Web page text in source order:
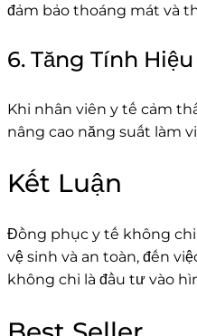
đảm bảo thoáng mát và
6. Tăng Tính
Khi nhân viên y tế cảm
nâng cao năng suất làm
Kết Luận
Đồng phục y tế không chỉ
vệ sinh và an toàn, đến
không chỉ là đầu tư vào